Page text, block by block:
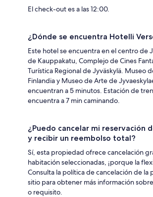
El check-out es a las 12:00.
¿Dónde se encuentra Hotelli
Este hotel se encuentra en el centro de
de Kauppakatu, Complejo de Cines
Turística Regional de Jyväskylä. Museo
Finlandia y Museo de Arte de
encuentran a 5 minutos. Estación de
encuentra a 7 min caminando.
¿Puedo cancelar mi reservación
y recibir un reembolso total?
Sí, esta propiedad ofrece cancelación
habitación seleccionadas, ¡porque la
Consulta la política de cancelación de
sitio para obtener más información
o requisito.